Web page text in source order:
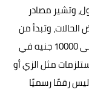
وتشير مصادر
وتبدأ من
حوالي 8000 جنيه في السنة الأولى وقد تصل إلى 10000 جنيه في
مثل الزي أو
رقمًا رسميًا